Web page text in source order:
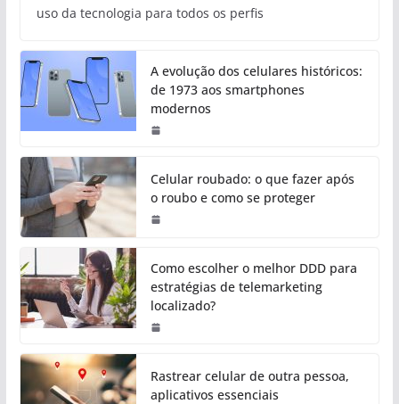
uso da tecnologia para todos os perfis
A evolução dos celulares históricos:
de 1973 aos smartphones
modernos
Celular roubado: o que fazer após
o roubo e como se proteger
Como escolher o melhor DDD para
estratégias de telemarketing
localizado?
Rastrear celular de outra pessoa,
aplicativos essenciais